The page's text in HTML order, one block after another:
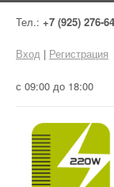
Тел.: +7 (925) 276-
Вход | Регистрация
с 09:00 до 18:00